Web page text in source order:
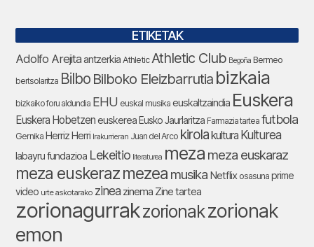
ETIKETAK
Adolfo Arejitaantzerkia Athletic Athletic Club Begoña Bermeo
bertsolaritza Bilbo Bilboko Eleizbarrutia bizkaia
bizkaiko foru aldundia EHU euskal musika euskaltzaindia Euskera
Euskera Hobetzeneuskerea Eusko Jaurlaritza Farmazia tartea futbola
Gernika Herriz Herri Irakurrieran Juan del Arco kirolakultura Kulturea
labayru fundazioa Lekeitio literaturea meza meza euskaraz
meza euskerazmezea musika Netflix osasuna prime
video urte askotarako zinea zinema Zine tartea
zorionagurrakzorionakzorionak
emon